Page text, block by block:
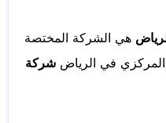
هي الشركة المختصة
في الرياض شركة